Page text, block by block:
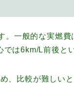
一般的な実燃
は6km/L前後と
比較が難しい